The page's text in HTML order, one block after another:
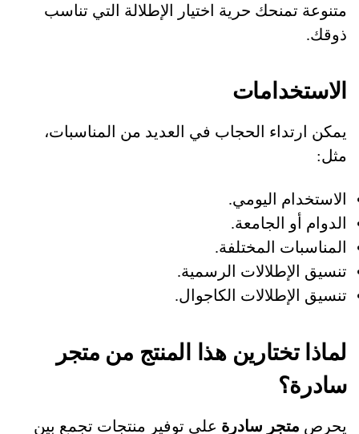
متنوعة تمنحك حرية اختيار الإطلالة التي تناسب
ذوقك.
الاستخدامات
يمكن ارتداء الحجاب في العديد من المناسبات،
مثل:
الاستخدام اليومي.
الدوام أو الجامعة.
المناسبات المختلفة.
تنسيق الإطلالات الرسمية.
تنسيق الإطلالات الكاجوال.
لماذا تختارين هذا المنتج من متجر
سادرة؟
يحرص متجر سادرة على توفير منتجات تجمع بين